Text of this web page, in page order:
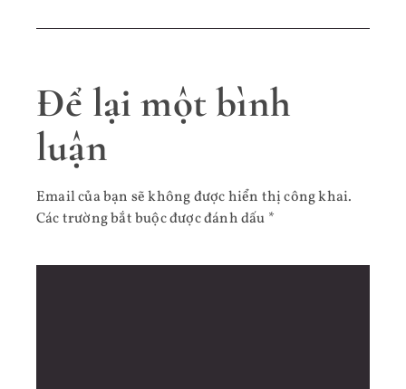
Để lại một bình
luận
Email của bạn sẽ không được hiển thị công khai.
Các trường bắt buộc được đánh dấu *